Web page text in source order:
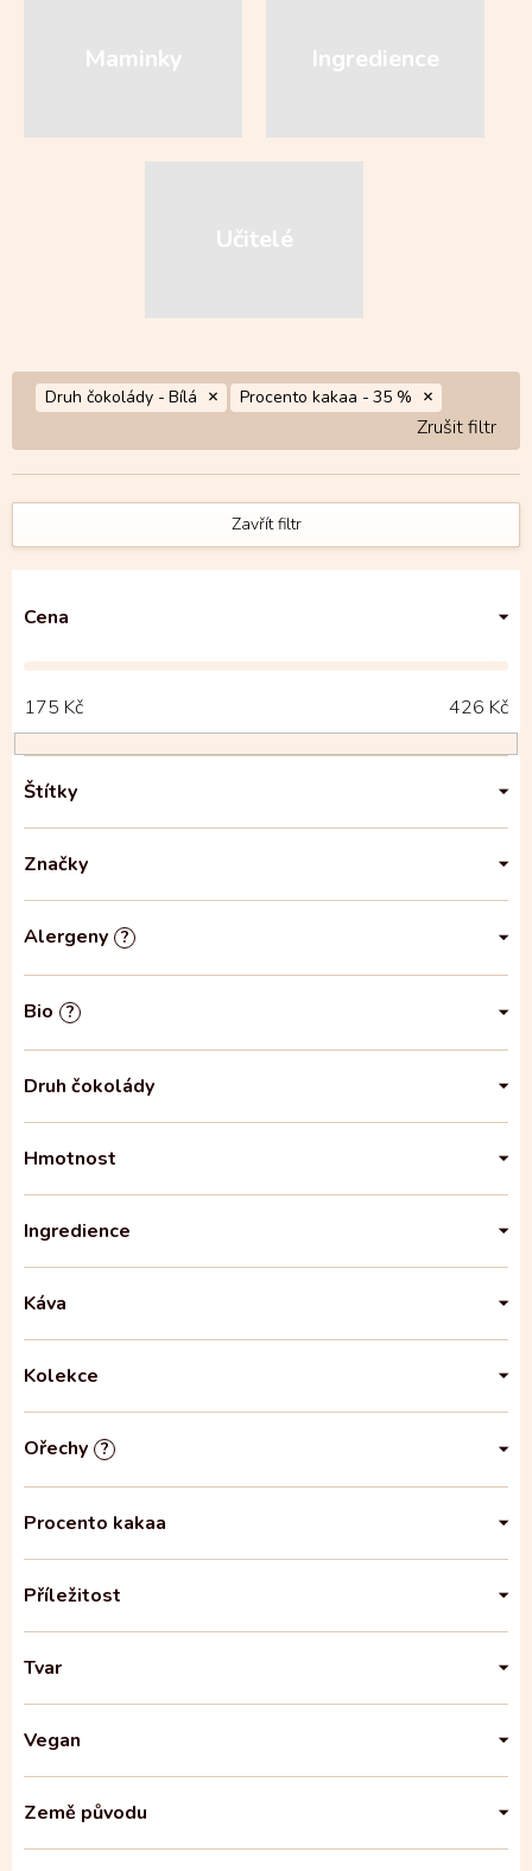
Maminky Ingredience
Učitelé
Druh čokolády - Bílá Procento kakaa - 35 %
Zavřít filtr
Cena
175 Kč 426 Kč
Štítky
Značky
Alergeny ?
Bio ?
Druh čokolády
Hmotnost
Ingredience
Káva
Kolekce
Ořechy ?
Procento kakaa
Příležitost
Tvar
Vegan
Země původu